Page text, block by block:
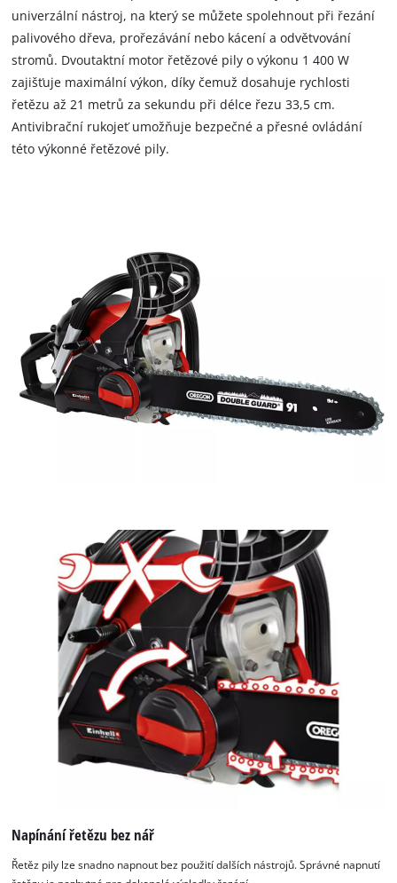
univerzální nástroj, na který se můžete spolehnout při řezání
palivového dřeva, prořezávání nebo kácení a odvětvování
stromů. Dvoutaktní motor řetězové pily o výkonu 1 400 W
zajišťuje maximální výkon, díky čemuž dosahuje rychlosti
řetězu až 21 metrů za sekundu při délce řezu 33,5 cm.
Antivibrační rukojeť umožňuje bezpečné a přesné ovládání
této výkonné řetězové pily.
Napínání řetězu bez nář
Řetěz pily lze snadno napnout bez použití dalších nástrojů. Správné napnutí